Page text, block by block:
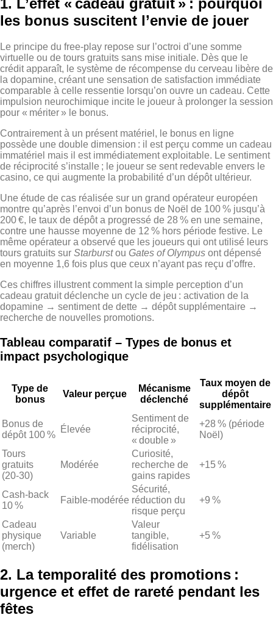
1. L’effet « cadeau gratuit » : pourquoi
les bonus suscitent l’envie de jouer
Le principe du free‑play repose sur l’octroi d’une somme
virtuelle ou de tours gratuits sans mise initiale. Dès que le
crédit apparaît, le système de récompense du cerveau libère de
la dopamine, créant une sensation de satisfaction immédiate
comparable à celle ressentie lorsqu’on ouvre un cadeau. Cette
impulsion neurochimique incite le joueur à prolonger la session
pour « mériter » le bonus.
Contrairement à un présent matériel, le bonus en ligne
possède une double dimension : il est perçu comme un cadeau
immatériel mais il est immédiatement exploitable. Le sentiment
de réciprocité s’installe ; le joueur se sent redevable envers le
casino, ce qui augmente la probabilité d’un dépôt ultérieur.
Une étude de cas réalisée sur un grand opérateur européen
montre qu’après l’envoi d’un bonus de Noël de 100 % jusqu’à
200 €, le taux de dépôt a progressé de 28 % en une semaine,
contre une hausse moyenne de 12 % hors période festive. Le
même opérateur a observé que les joueurs qui ont utilisé leurs
tours gratuits sur Starburstou Gates of Olympus ont dépensé
en moyenne 1,6 fois plus que ceux n’ayant pas reçu d’offre.
Ces chiffres illustrent comment la simple perception d’un
cadeau gratuit déclenche un cycle de jeu : activation de la
dopamine → sentiment de dette → dépôt supplémentaire →
recherche de nouvelles promotions.
Tableau comparatif – Types de bonus et
impact psychologique
Type de
bonus
Valeur perçue
Mécanisme
déclenché
Taux moyen de
dépôt
supplémentaire
Bonus de
dépôt 100 %
Élevée
Sentiment de
réciprocité,
« double »
+28 % (période
Noël)
Tours
gratuits
(20‑30)
Modérée
Curiosité,
recherche de
gains rapides
+15 %
Cash‑back
10 %
Faible‑modérée
Sécurité,
réduction du
risque perçu
+9 %
Cadeau
physique
(merch)
Variable
Valeur
tangible,
fidélisation
+5 %
2. La temporalité des promotions :
urgence et effet de rareté pendant les
fêtes